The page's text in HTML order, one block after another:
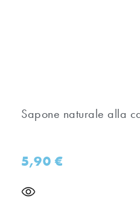
Sapone naturale alla
5,90€